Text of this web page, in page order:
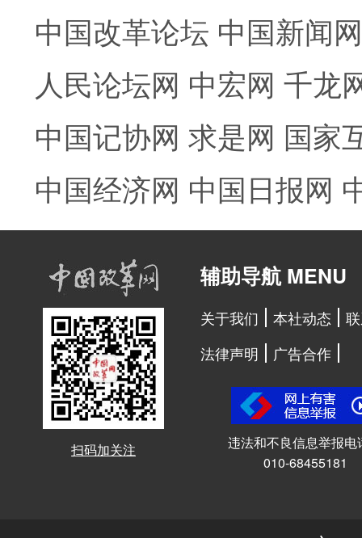
中国改革论坛 中国新闻网
人民论坛网 中宏网 千龙
中国记协网 求是网 国家
中国经济网 中国日报网
扫码加关注
辅助导航 MENU
关于我们 本社动态
法律声明
广告合作
违法和不良信息举报电
010-68455181